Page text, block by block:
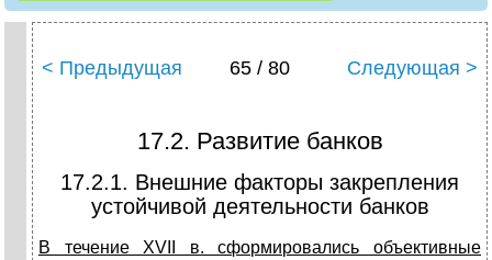
< Предыдущая 65 / 80 Следующая >
17.2. Развитие банков
17.2.1. Внешние факторы закрепления
устойчивой деятельности банков
В течение XVII в. сформировались объективные